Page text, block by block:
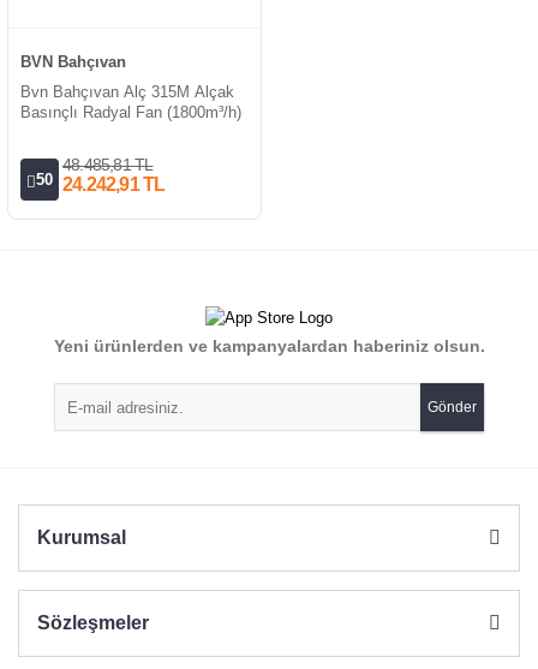
BVN Bahçıvan
Bvn Bahçıvan Alç 315M Alçak
Basınçlı Radyal Fan (1800m³/h)
50
48.485,81 TL
24.242,91 TL
Yeni ürünlerden ve kampanyalardan haberiniz olsun.
Gönder
Kurumsal
Sözleşmeler